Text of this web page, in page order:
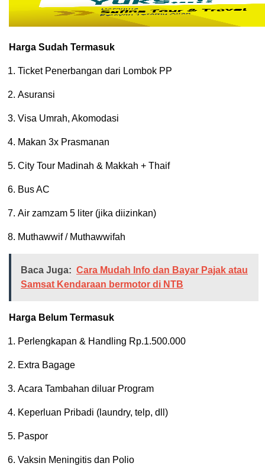
Harga Sudah Termasuk
Ticket Penerbangan dari Lombok PP
Asuransi
Visa Umrah, Akomodasi
Makan 3x Prasmanan
City Tour Madinah & Makkah + Thaif
Bus AC
Air zamzam 5 liter (jika diizinkan)
Muthawwif / Muthawwifah
Baca Juga: Cara Mudah Info dan Bayar Pajak atau
Samsat Kendaraan bermotor di NTB
Harga Belum Termasuk
Perlengkapan & Handling Rp.1.500.000
Extra Bagage
Acara Tambahan diluar Program
Keperluan Pribadi (laundry, telp, dll)
Paspor
Vaksin Meningitis dan Polio